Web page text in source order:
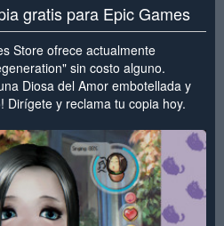
gratis para Epic Games
Store ofrece actualmente
sin costo alguno.
Diosa del Amor embotellada y
Dirígete y reclama tu copia hoy.